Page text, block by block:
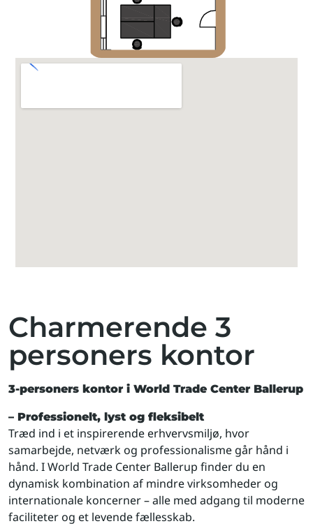
Charmerende 3
personers kontor
3-personers kontor i World Trade Center Ballerup
– Professionelt, lyst og fleksibelt
Træd ind i et inspirerende erhvervsmiljø, hvor
samarbejde, netværk og professionalisme går hånd i
hånd. I World Trade Center Ballerup finder du en
dynamisk kombination af mindre virksomheder og
internationale koncerner – alle med adgang til moderne
faciliteter og et levende fællesskab.